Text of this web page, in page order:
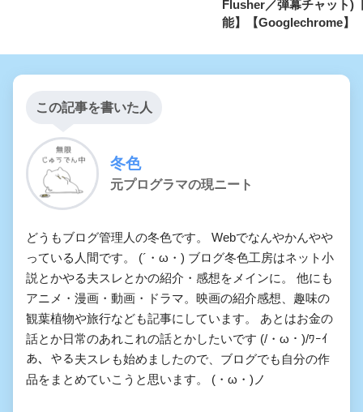
Flusher／弾幕チャット)
能】【Googlechrome】
この記事を書いた人
冬色
元プログラマの現ニート
どうもブログ管理人の冬色です。 Webでなんやかんやや
っている人間です。 (´・ω・) ブログ冬色工房はネット小
説とかやる夫スレとかの紹介・感想をメインに。 他にも
アニメ・漫画・動画・ドラマ。映画の紹介感想、趣味の
観葉植物や旅行なども記事にしています。 あとはお金の
話とか日常のあれこれの話とかしたいです (/・ω・)/ﾜｰｲ
あ、やる夫スレも始めましたので、ブログでも自分の作
品をまとめていこうと思います。 (・ω・)ノ